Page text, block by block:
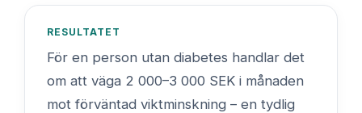
RESULTATET
För en person utan diabetes handlar det
om att väga 2 000–3 000 SEK i månaden
mot förväntad viktminskning – en tydlig